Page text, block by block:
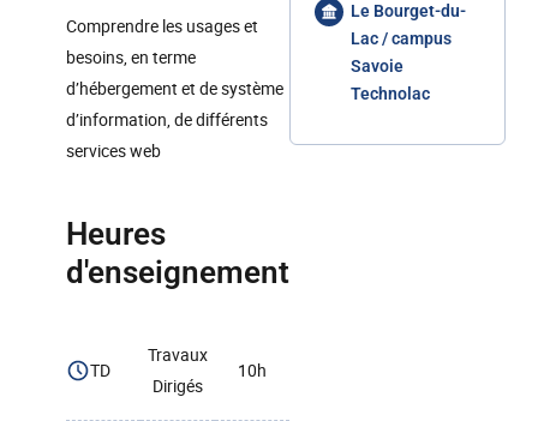
Comprendre les usages et
besoins, en terme
d’hébergement et de système
d’information, de différents
services web
Heures
d'enseignement
TD
Travaux
Dirigés
10h
Le Bourget-du-
Lac / campus
Savoie
Technolac